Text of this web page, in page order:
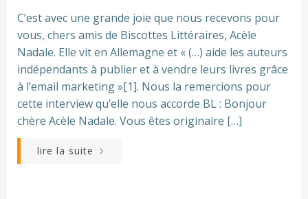
C’est avec une grande joie que nous recevons pour
vous, chers amis de Biscottes Littéraires, Acèle
Nadale. Elle vit en Allemagne et « (…) aide les auteurs
indépendants à publier et à vendre leurs livres grâce
à l’email marketing »[1]. Nous la remercions pour
cette interview qu’elle nous accorde BL : Bonjour
chère Acèle Nadale. Vous êtes originaire […]
lire la suite